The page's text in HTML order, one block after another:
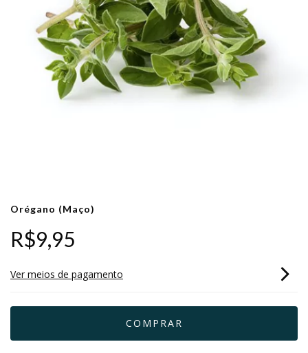
Orégano (Maço)
R$9,95
Ver meios de pagamento